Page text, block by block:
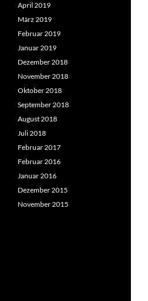
April 2019
März 2019
Februar 2019
Januar 2019
Dezember 2018
November 2018
Oktober 2018
September 2018
August 2018
Juli 2018
Februar 2017
Februar 2016
Januar 2016
Dezember 2015
November 2015